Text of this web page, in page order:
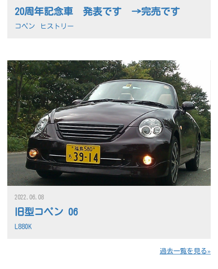
20周年記念車 発表です →完売です
コペン ヒストリー
旧型コペン 06
2022.06.08
L880K
過去一覧を見る